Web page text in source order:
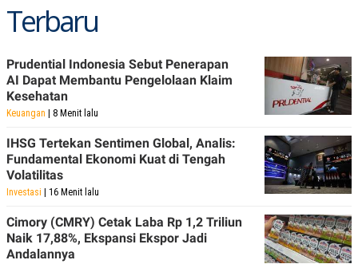
Terbaru
Prudential Indonesia Sebut Penerapan
AI Dapat Membantu Pengelolaan Klaim
Kesehatan
Keuangan | 8 Menit lalu
IHSG Tertekan Sentimen Global, Analis:
Fundamental Ekonomi Kuat di Tengah
Volatilitas
Investasi | 16 Menit lalu
Cimory (CMRY) Cetak Laba Rp 1,2 Triliun
Naik 17,88%, Ekspansi Ekspor Jadi
Andalannya